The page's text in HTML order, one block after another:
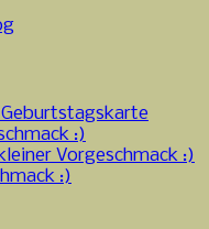
:)
Vorgeschmack :)
:)